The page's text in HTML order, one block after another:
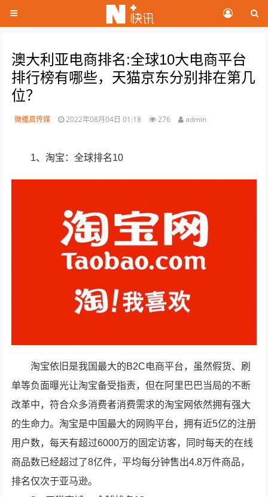
澳大利亚电商排名:全球10大电商平台
排行榜有哪些，天猫京东分别排在第几
位？
微播真传媒 2022年08月04日 01:18 276 admin
1、淘宝：全球排名10
淘宝依旧是我国最大的B2C电商平台，虽然假货、刷
单等负面曝光让淘宝备受指责，但在阿里巴巴当局的不断
改革中，符合众多消费者消费需求的淘宝网依然拥有强大
的生命力。淘宝是中国最大的网购平台，拥有近5亿的注册
用户数，每天有超过6000万的固定访客，同时每天的在线
商品数已经超过了8亿件，平均每分钟售出4.8万件商品，
排名仅次于亚马逊。